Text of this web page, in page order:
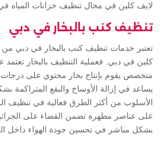
لايف كلين في مجال تنظيف خزانات المياه
تنظيف كنب بالبخار في دبي
تعتبر خدمات تنظيف كنب بالبخار في دبي
كلين في دبي. فعملية التنظيف بالبخار تعتمد
متخصص يقوم بإنتاج بخار محتوي على درجات
يساعد في إزالة الأوساخ والبقع المتراكمة
الأسلوب من أكثر الطرق فعالية في تنظيف
على عناصر مطهرة تضمن القضاء على الجراثيم
بشكل مباشر في تحسين جودة الهواء داخل